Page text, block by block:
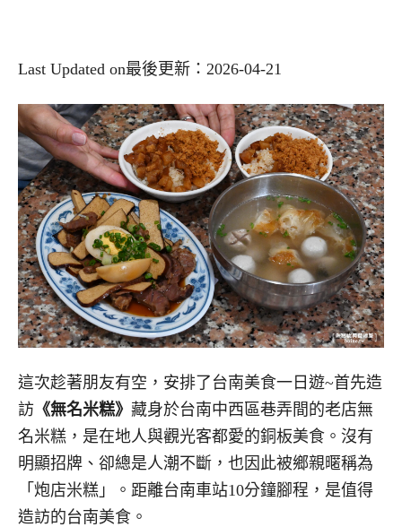
Last Updated on最後更新：2026-04-21
這次趁著朋友有空，安排了台南美食一日遊~首先造
訪 《無名米糕》 藏身於台南中西區巷弄間的老店無
名米糕，是在地人與觀光客都愛的銅板美食。沒有
明顯招牌、卻總是人潮不斷，也因此被鄉親暱稱為
「炮店米糕」
。距離台南車站10分鐘腳程，是值得
造訪的台南美食。